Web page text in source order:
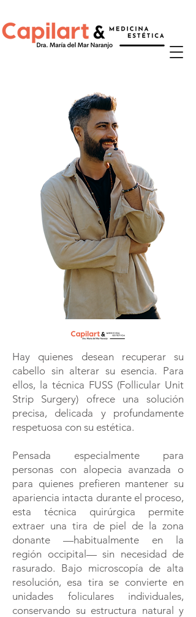
Hay quienes desean recuperar su
cabello sin alterar su esencia. Para
ellos, la técnica FUSS (Follicular Unit
Strip Surgery) ofrece una solución
precisa, delicada y profundamente
respetuosa con su estética.
Pensada especialmente para
personas con alopecia avanzada o
para quienes prefieren mantener su
apariencia intacta durante el proceso,
esta técnica quirúrgica permite
extraer una tira de piel de la zona
donante —habitualmente en la
región occipital— sin necesidad de
rasurado. Bajo microscopía de alta
resolución, esa tira se convierte en
unidades foliculares individuales,
conservando su estructura natural y